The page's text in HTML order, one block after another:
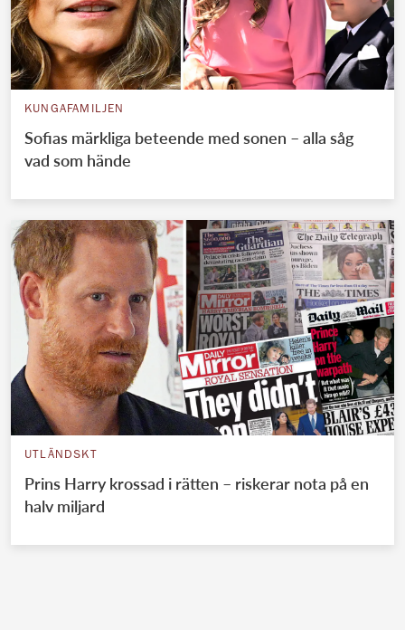
KUNGAFAMILJEN
Sofias märkliga beteende med sonen – alla såg
vad som hände
UTLÄNDSKT
Prins Harry krossad i rätten – riskerar nota på en
halv miljard